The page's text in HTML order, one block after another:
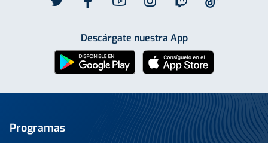
Descárgate nuestra App
Programas